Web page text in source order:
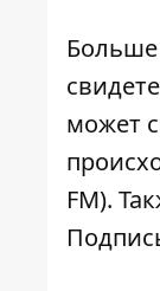
может
FM).